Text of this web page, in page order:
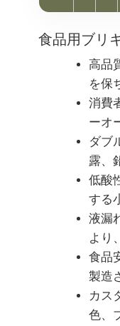
食品用ブリ
高品
を保
消費
ーオ
ダブ
露、
低酸
する
液漏
より
食品
製造
カス
色、